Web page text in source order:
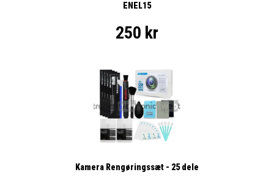
ENEL15
250 kr
Kamera Rengøringssæt - 25 dele